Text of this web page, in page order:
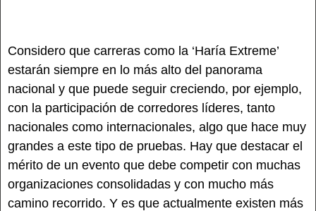
Considero que carreras como la ‘Haría Extreme’
estarán siempre en lo más alto del panorama
nacional y que puede seguir creciendo, por ejemplo,
con la participación de corredores líderes, tanto
nacionales como internacionales, algo que hace muy
grandes a este tipo de pruebas. Hay que destacar el
mérito de un evento que debe competir con muchas
organizaciones consolidadas y con mucho más
camino recorrido. Y es que actualmente existen más